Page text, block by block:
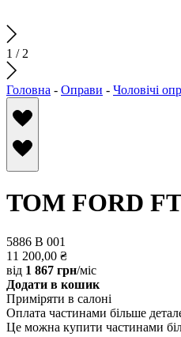
1 / 2
Головна - Оправи - Чоловічі
TOM FORD
5886 B 001
11 200,00 ₴
від 1 867 грн/міс
Додати в кошик
Приміряти в салоні
Оплата частинами більше
Це можна купити частинами